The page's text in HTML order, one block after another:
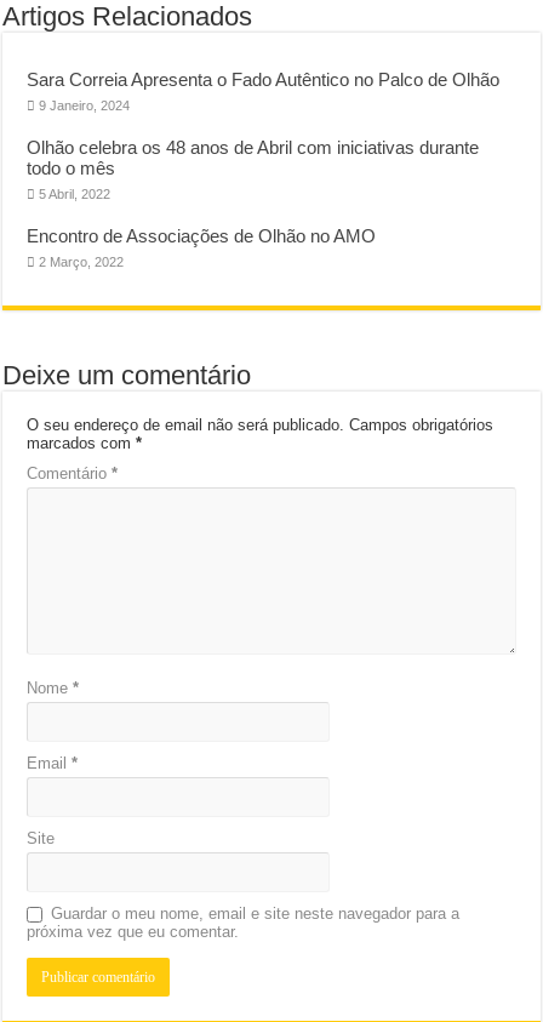
Artigos Relacionados
Sara Correia Apresenta o Fado Autêntico no Palco de Olhão
9 Janeiro, 2024
Olhão celebra os 48 anos de Abril com iniciativas durante
todo o mês
5 Abril, 2022
Encontro de Associações de Olhão no AMO
2 Março, 2022
Deixe um comentário
O seu endereço de email não será publicado. Campos obrigatórios
marcados com*
Comentário*
Nome*
Email*
Site
Guardar o meu nome, email e site neste navegador para a
próxima vez que eu comentar.